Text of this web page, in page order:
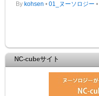
By kohsen • 01_ヌーソロジー •
NC-cubeサイト